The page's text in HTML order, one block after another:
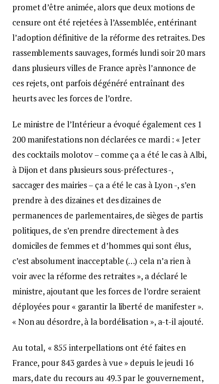
promet d’être animée, alors que deux motions de
censure ont été rejetées à l’Assemblée, entérinant
l’adoption définitive de la réforme des retraites. Des
rassemblements sauvages, formés lundi soir 20 mars
dans plusieurs villes de France après l’annonce de
ces rejets, ont parfois dégénéré entraînant des
heurts avec les forces de l’ordre.
Le ministre de l’Intérieur a évoqué également ces 1
200 manifestations non déclarées ce mardi : « Jeter
des cocktails molotov – comme ça a été le cas à Albi,
à Dijon et dans plusieurs sous-préfectures -,
saccager des mairies – ça a été le cas à Lyon -, s’en
prendre à des dizaines et des dizaines de
permanences de parlementaires, de sièges de partis
politiques, de s’en prendre directement à des
domiciles de femmes et d’hommes qui sont élus,
c’est absolument inacceptable (…) cela n’a rien à
voir avec la réforme des retraites », a déclaré le
ministre, ajoutant que les forces de l’ordre seraient
déployées pour « garantir la liberté de manifester ».
« Non au désordre, à la bordélisation », a-t-il ajouté.
Au total, « 855 interpellations ont été faites en
France, pour 843 gardes à vue » depuis le jeudi 16
mars, date du recours au 49.3 par le gouvernement,